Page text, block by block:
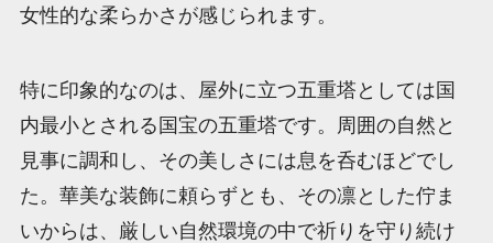
女性的な柔らかさが感じられます。
特に印象的なのは、屋外に立つ五重塔としては国
内最小とされる国宝の五重塔です。周囲の自然と
見事に調和し、その美しさには息を呑むほどでし
た。華美な装飾に頼らずとも、その凛とした佇ま
いからは、厳しい自然環境の中で祈りを守り続け